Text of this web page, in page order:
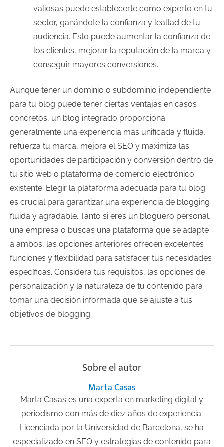
valiosas puede establecerte como experto en tu
sector, ganándote la confianza y lealtad de tu
audiencia. Esto puede aumentar la confianza de
los clientes, mejorar la reputación de la marca y
conseguir mayores conversiones.
Aunque tener un dominio o subdominio independiente
para tu blog puede tener ciertas ventajas en casos
concretos, un blog integrado proporciona
generalmente una experiencia más unificada y fluida,
refuerza tu marca, mejora el SEO y maximiza las
oportunidades de participación y conversión dentro de
tu sitio web o plataforma de comercio electrónico
existente. Elegir la plataforma adecuada para tu blog
es crucial para garantizar una experiencia de blogging
fluida y agradable. Tanto si eres un bloguero personal,
una empresa o buscas una plataforma que se adapte
a ambos, las opciones anteriores ofrecen excelentes
funciones y flexibilidad para satisfacer tus necesidades
específicas. Considera tus requisitos, las opciones de
personalización y la naturaleza de tu contenido para
tomar una decisión informada que se ajuste a tus
objetivos de blogging.
Sobre el autor
Marta Casas
Marta Casas es una experta en marketing digital y
periodismo con más de diez años de experiencia.
Licenciada por la Universidad de Barcelona, se ha
especializado en SEO y estrategias de contenido para